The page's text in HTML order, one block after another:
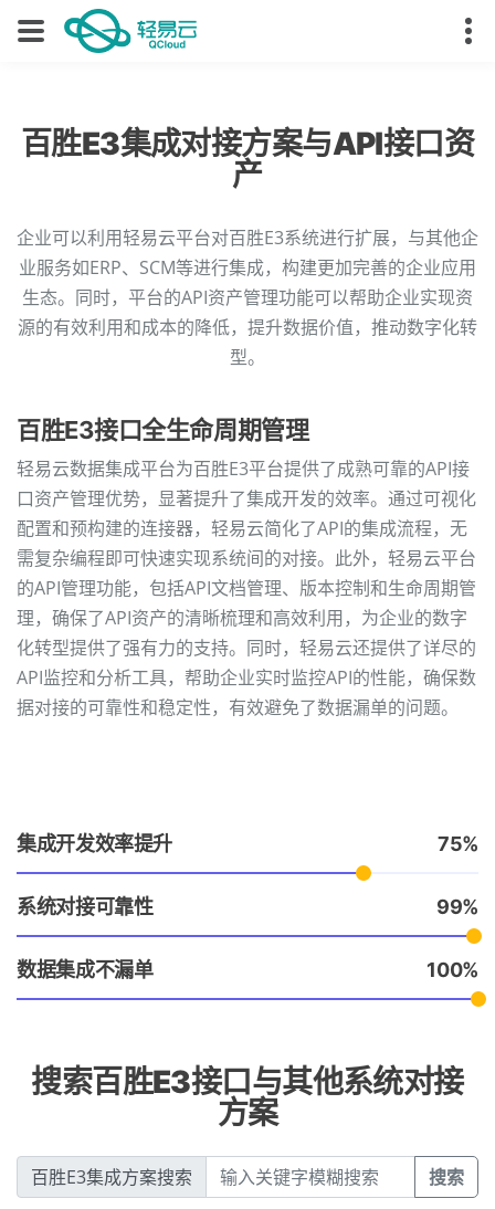
百胜E3集成对接方案与API接口资
产
企业可以利用轻易云平台对百胜E3系统进行扩展，与其他企
业服务如ERP、SCM等进行集成，构建更加完善的企业应用
生态。同时，平台的API资产管理功能可以帮助企业实现资
源的有效利用和成本的降低，提升数据价值，推动数字化转
型。
百胜E3接口全生命周期管理
轻易云数据集成平台为百胜E3平台提供了成熟可靠的API接
口资产管理优势，显著提升了集成开发的效率。通过可视化
配置和预构建的连接器，轻易云简化了API的集成流程，无
需复杂编程即可快速实现系统间的对接。此外，轻易云平台
的API管理功能，包括API文档管理、版本控制和生命周期管
理，确保了API资产的清晰梳理和高效利用，为企业的数字
化转型提供了强有力的支持。同时，轻易云还提供了详尽的
API监控和分析工具，帮助企业实时监控API的性能，确保数
据对接的可靠性和稳定性，有效避免了数据漏单的问题。
集成开发效率提升 75
系统对接可靠性 99
数据集成不漏单 100
搜索百胜E3接口与其他系统对接
方案
百胜E3集成方案搜索 搜索